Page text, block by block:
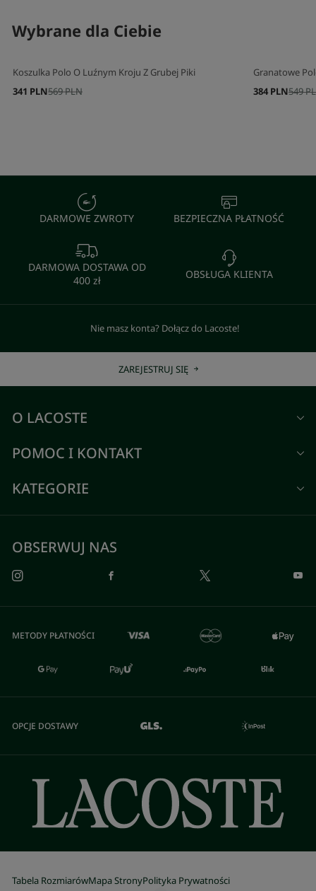
Wybrane dla Ciebie
Koszulka Polo O Luźnym Kroju Z Grubej Piki
569 PLN
341 PLN
Granatowe
549
384 PLN
DARMOWE ZWROTY BEZPIECZNA PŁATNOŚĆ
DARMOWA DOSTAWA OD
400 zł
OBSŁUGA KLIENTA
Nie masz konta? Dołącz do Lacoste!
ZAREJESTRUJ SIĘ
O LACOSTE
POMOC I KONTAKT
KATEGORIE
OBSERWUJ NAS
METODY PŁATNOŚCI
OPCJE DOSTAWY
Tabela RozmiarówMapa StronyPolityka Prywatności